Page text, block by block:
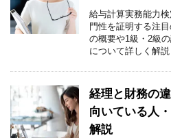
給与計算実務能力
門性を証明する注
の概要や1級・2級
について詳しく解
経理と財務の
向いている人
解説